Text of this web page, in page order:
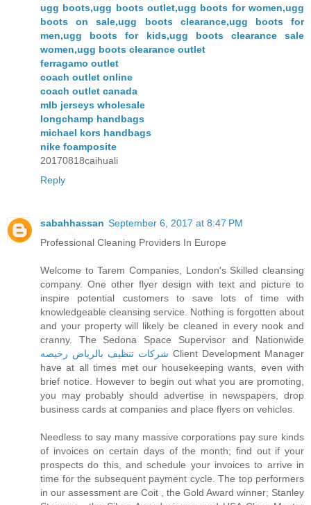
ugg boots,ugg boots outlet,ugg boots for women,ugg
boots on sale,ugg boots clearance,ugg boots for
men,ugg boots for kids,ugg boots clearance sale
women,ugg boots clearance outlet
ferragamo outlet
coach outlet online
coach outlet canada
mlb jerseys wholesale
longchamp handbags
michael kors handbags
nike foamposite
20170818caihuali
Reply
sabahhassan September 6, 2017 at 8:47 PM
Professional Cleaning Providers In Europe
Welcome to Tarem Companies, London's Skilled cleansing
company. One other flyer design with text and picture to
inspire potential customers to save lots of time with
knowledgeable cleansing service. Nothing is forgotten about
and your property will likely be cleaned in every nook and
cranny. The Sedona Space Supervisor and Nationwide
شركات تنظيف بالرياض رخيصه Client Development Manager
have at all times met our housekeeping wants, even with
brief notice. However to begin out what you are promoting,
you may probably should advertise in newspapers, drop
business cards at companies and place flyers on vehicles.
Needless to say many massive corporations pay sure kinds
of invoices on certain days of the month; find out if your
prospects do this, and schedule your invoices to arrive in
time for the subsequent payment cycle. The top performers
in our assessment are Coit , the Gold Award winner; Stanley